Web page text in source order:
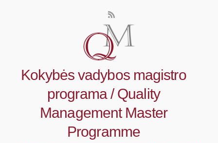
Kokybės vadybos magistro
programa / Quality
Management Master
Programme